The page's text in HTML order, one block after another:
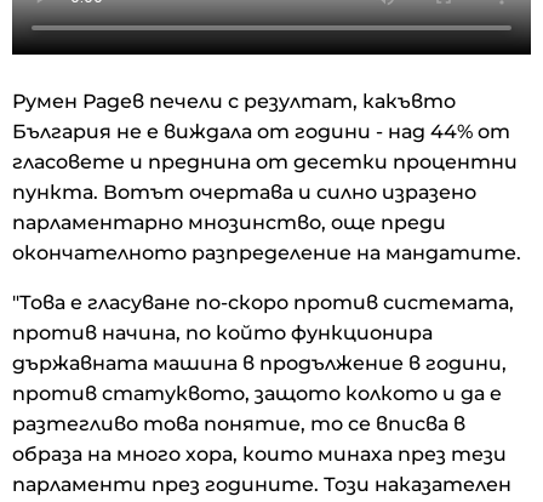
Румен Радев печели с резултат, какъвто
България не е виждала от години - над 44% от
гласовете и преднина от десетки процентни
пункта. Вотът очертава и силно изразено
парламентарно мнозинство, още преди
окончателното разпределение на мандатите.
"Това е гласуване по-скоро против системата,
против начина, по който функционира
държавната машина в продължение в години,
против статуквото, защото колкото и да е
разтегливо това понятие, то се вписва в
образа на много хора, които минаха през тези
парламенти през годините. Този наказателен